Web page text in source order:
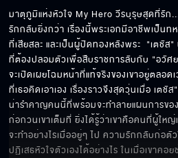
มาตุภูมิแห่งหัวใจ My Hero วีรบุรุษสุดที่รั
รักกลับยิ่งกว่า เรื่องนี้พระเอกมีอาชีพเป็น
ที่เสียสละ และเป็นผู้ปิดทองหลังพระ  "เตชั
ที่ต้องปลอมตัวเพื่อสืบราชการลับกับ "อวัศ
จะเปิดเผยโฉมหน้าที่แท้จริงของเขาอยู่ตลอด
ที่เธอคิดเอาเอง เรื่องราวจึงสุดวุ่นเมื่อ เต
น่ารำคาญคนนี้ที่พร้อมจะทำลายแผนการขอ
ก่อกวนเขาเต็มที่ ยิ่งได้รู้ว่าเขาคือคนที่ผู้ใหญ่
จะทำอย่างไรเมื่ออยู่ๆ ไป ความรักกลับก่อตั
ปฏิเสธหัวใจตัวเองได้อย่างไร ในเมื่อเขาคอ